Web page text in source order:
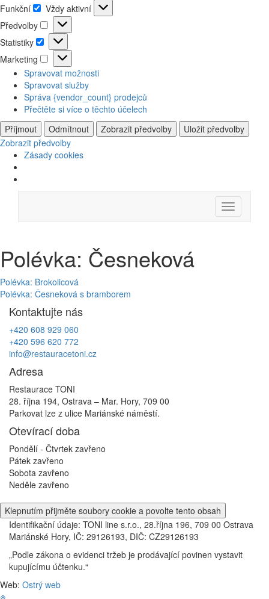
Funkční
Funkční
Vždy aktivní
Předvolby
Předvolby
Statistiky
Statistiky
Marketing
Marketing
Spravovat možnosti
Spravovat služby
Správa {vendor_count} prodejců
Přečtěte si více o těchto účelech
Příjmout
Odmítnout Zobrazit předvolby
Uložit předvolby
Zobrazit předvolby
Zásady cookies
content
Menu
Polévka: Česneková
Navigace
pro
příspěvek
Polévka: Brokolicová
Polévka: Česneková s bramborem
Kontaktujte nás
+420 608 929 060
+420 596 620 772
info@restauracetoni.cz
Adresa
Restaurace TONI
28. října 194, Ostrava – Mar. Hory, 709 00
Parkovat lze z ulice Mariánské náměstí.
Otevírací doba
Pondělí - Čtvrtek zavřeno
Pátek zavřeno
Sobota zavřeno
Neděle zavřeno
Klepnutím přijměte soubory cookie a povolte tento obsah
Identifikační údaje: TONI line s.r.o., 28.října 196, 709 00 Ostrava
Mariánské Hory, IČ: 29126193, DIČ: CZ29126193
„Podle zákona o evidenci tržeb je prodávající povinen vystavit
kupujícímu účtenku.“
Web: Ostrý web